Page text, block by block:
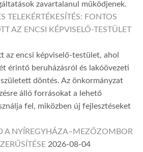
zavartalanul működjenek.
TELEKÉRTÉKESÍTÉS: FONTOS
AZ ENCSI KÉPVISELŐ-TESTÜLET
az encsi képviselő-testület, ahol
érintő beruházásról és lakóövezeti
döntés. Az önkormányzat
álló forrásokat a lehető
fel, miközben új fejlesztéseket
A NYÍREGYHÁZA–MEZŐZOMBOR
2026-08-04